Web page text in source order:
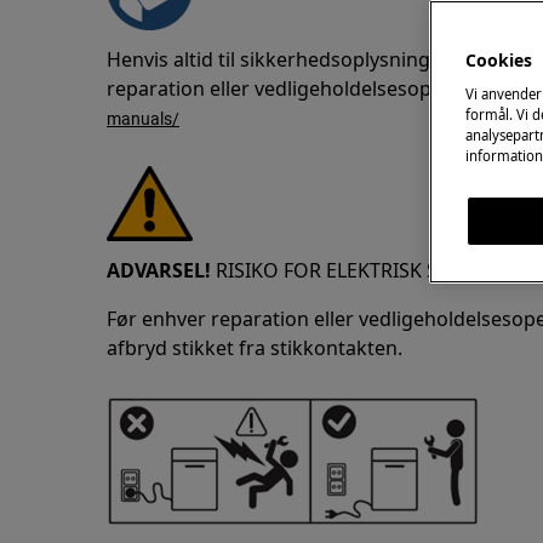
Henvis altid til sikkerhedsoplysningerne i din
reparation eller vedligeholdelsesoperation.
manuals/
ADVARSEL! RISIKO FOR ELEKTRISK STØD
Før enhver reparation eller
afbryd stikket fra stikkontakten.
Cookies
Vi
formål. Vi
information